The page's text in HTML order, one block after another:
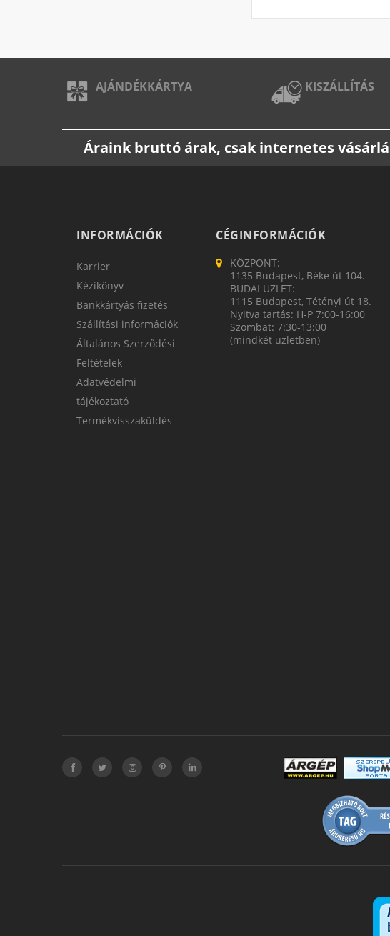
AJÁNDÉKKÁRTYA KISZÁLLÍTÁS
Áraink bruttó árak, csak internetes
INFORMÁCIÓK
Karrier
Kézikönyv
Bankkártyás fizetés
Szállítási információk
Általános Szerződési
Feltételek
Adatvédelmi
tájékoztató
Termékvisszaküldés
CÉGINFORMÁCIÓK
KÖZPONT:
1135 Budapest, Béke út 104.
BUDAI ÜZLET:
1115 Budapest, Tétényi út 18.
Nyitva tartás: H-P 7:00-16:00
Szombat: 7:30-13:00
(mindkét üzletben)